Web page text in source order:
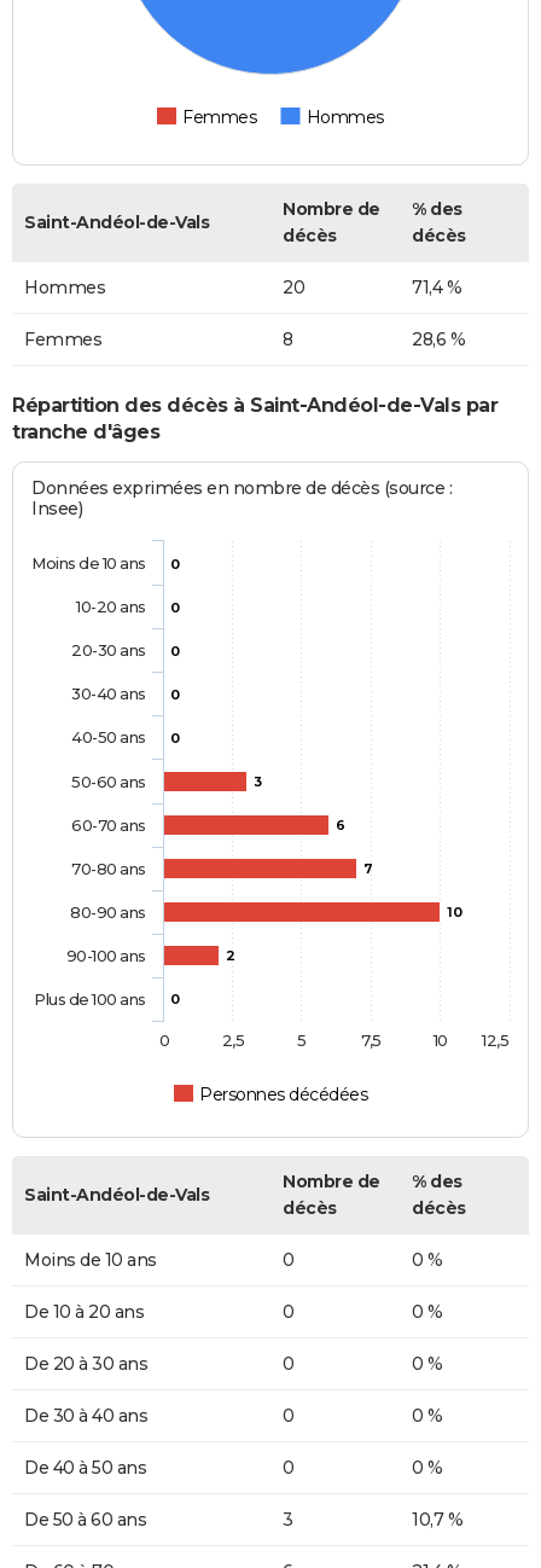
Femmes Hommes
Saint-Andéol-de-Vals
Nombre de
décès
% des
décès
Hommes 20 71,4 %
Femmes 8 28,6 %
Répartition des décès à Saint-Andéol-de-Vals par
tranche d'âges
Données exprimées en nombre de décès (source :
Insee)
0
0
0
0
0
3
6
7
10
2
0
Personnes décédées
Moins de 10 ans
10-20 ans
20-30 ans
30-40 ans
40-50 ans
50-60 ans
60-70 ans
70-80 ans
80-90 ans
90-100 ans
Plus de 100 ans
0 10
2,5 5 7,5 12,5
Saint-Andéol-de-Vals
Nombre de
décès
% des
décès
Moins de 10 ans 0 0 %
De 10 à 20 ans 0 0 %
De 20 à 30 ans 0 0 %
De 30 à 40 ans 0 0 %
De 40 à 50 ans 0 0 %
De 50 à 60 ans 3 10,7 %